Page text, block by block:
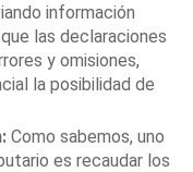
información
las declaraciones
y omisiones,
la posibilidad de
Como sabemos, uno
es recaudar los